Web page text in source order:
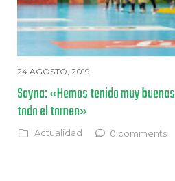
24 AGOSTO, 2019
Sayna: «Hemos tenido muy
todo el torneo»
Actualidad 0 comments